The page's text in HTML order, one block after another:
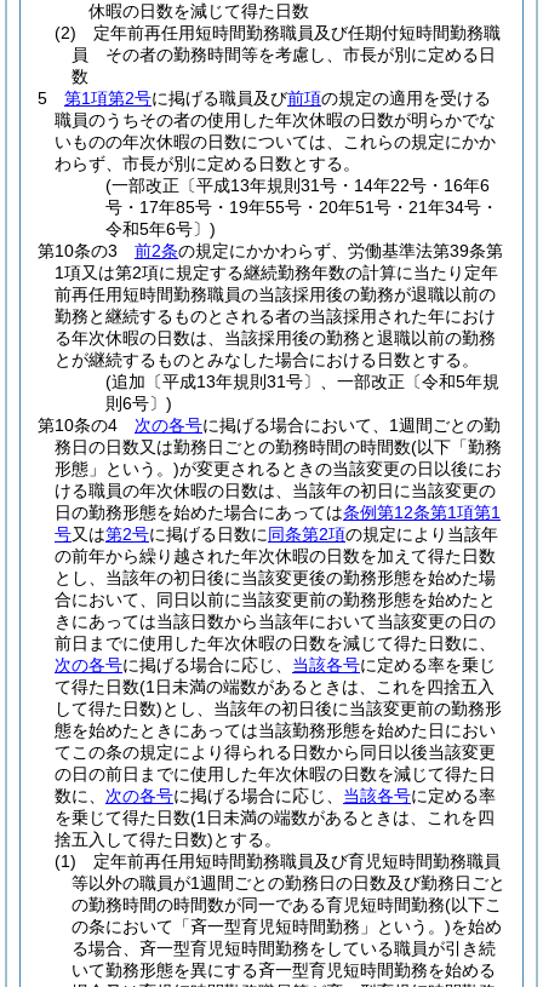
休暇の日数を減じて得た日数
(2)
定年前再任用短時間勤務職員及び任期付短時間勤務職
員 その者の勤務時間等を考慮し、市長が別に定める日
数
5
第1項第2号に掲げる職員及び前項の規定の適用を受ける
職員のうちその者の使用した年次休暇の日数が明らかでな
いものの年次休暇の日数については、これらの規定にかか
わらず、市長が別に定める日数とする。
(一部改正〔平成13年規則31号・14年22号・16年6
号・17年85号・19年55号・20年51号・21年34号・
令和5年6号〕)
第10条の3
前2条の規定にかかわらず、労働基準法第39条第
1項又は第2項に規定する継続勤務年数の計算に当たり定年
前再任用短時間勤務職員の当該採用後の勤務が退職以前の
勤務と継続するものとされる者の当該採用された年におけ
る年次休暇の日数は、当該採用後の勤務と退職以前の勤務
とが継続するものとみなした場合における日数とする。
(追加〔平成13年規則31号〕、一部改正〔令和5年規
則6号〕)
第10条の4
次の各号に掲げる場合において、1週間ごとの勤
務日の日数又は勤務日ごとの勤務時間の時間数(以下「勤務
形態」という。)が変更されるときの当該変更の日以後にお
ける職員の年次休暇の日数は、当該年の初日に当該変更の
日の勤務形態を始めた場合にあっては条例第12条第1項第1
号又は第2号に掲げる日数に同条第2項の規定により当該年
の前年から繰り越された年次休暇の日数を加えて得た日数
とし、当該年の初日後に当該変更後の勤務形態を始めた場
合において、同日以前に当該変更前の勤務形態を始めたと
きにあっては当該日数から当該年において当該変更の日の
前日までに使用した年次休暇の日数を減じて得た日数に、
次の各号に掲げる場合に応じ、 当該各号に定める率を乗じ
て得た日数(1日未満の端数があるときは、これを四捨五入
して得た日数)とし、当該年の初日後に当該変更前の勤務形
態を始めたときにあっては当該勤務形態を始めた日におい
てこの条の規定により得られる日数から同日以後当該変更
の日の前日までに使用した年次休暇の日数を減じて得た日
数に、 次の各号に掲げる場合に応じ、 当該各号に定める率
を乗じて得た日数(1日未満の端数があるときは、これを四
捨五入して得た日数)とする。
(1)
定年前再任用短時間勤務職員及び育児短時間勤務職員
等以外の職員が1週間ごとの勤務日の日数及び勤務日ごと
の勤務時間の時間数が同一である育児短時間勤務(以下こ
の条において「斉一型育児短時間勤務」という。)を始め
る場合、斉一型育児短時間勤務をしている職員が引き続
いて勤務形態を異にする斉一型育児短時間勤務を始める